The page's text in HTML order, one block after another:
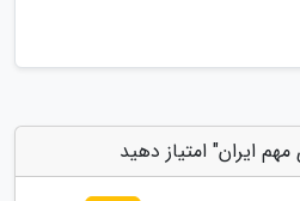
ایران" امتیاز دهید